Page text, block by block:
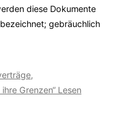
diese Dokumente
gebräuchlich
Grenzen“ Lesen